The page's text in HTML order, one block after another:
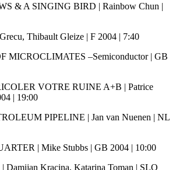
& A SINGING BIRD | Rainbow Chun |
Thibault Gleize | F 2004 | 7:40
MICROCLIMATES –Semiconductor | GB
VOTRE RUINE A+B | Patrice
| 19:00
PIPELINE | Jan van Nuenen | NL
| Mike Stubbs | GB 2004 | 10:00
Kracina, Katarina Toman | SLO